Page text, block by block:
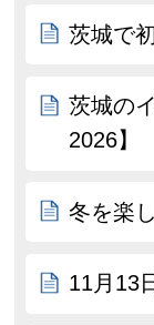
茨城で
茨城の
2026】
冬を楽
11月13